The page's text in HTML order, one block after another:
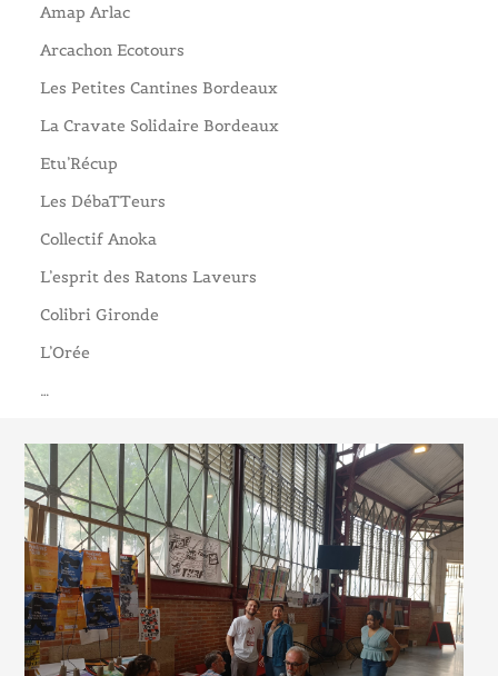
Amap Arlac
Arcachon Ecotours
Les Petites Cantines Bordeaux
La Cravate Solidaire Bordeaux
Etu’Récup
Les DébaTTeurs
Collectif Anoka
L’esprit des Ratons Laveurs
Colibri Gironde
L’Orée
…